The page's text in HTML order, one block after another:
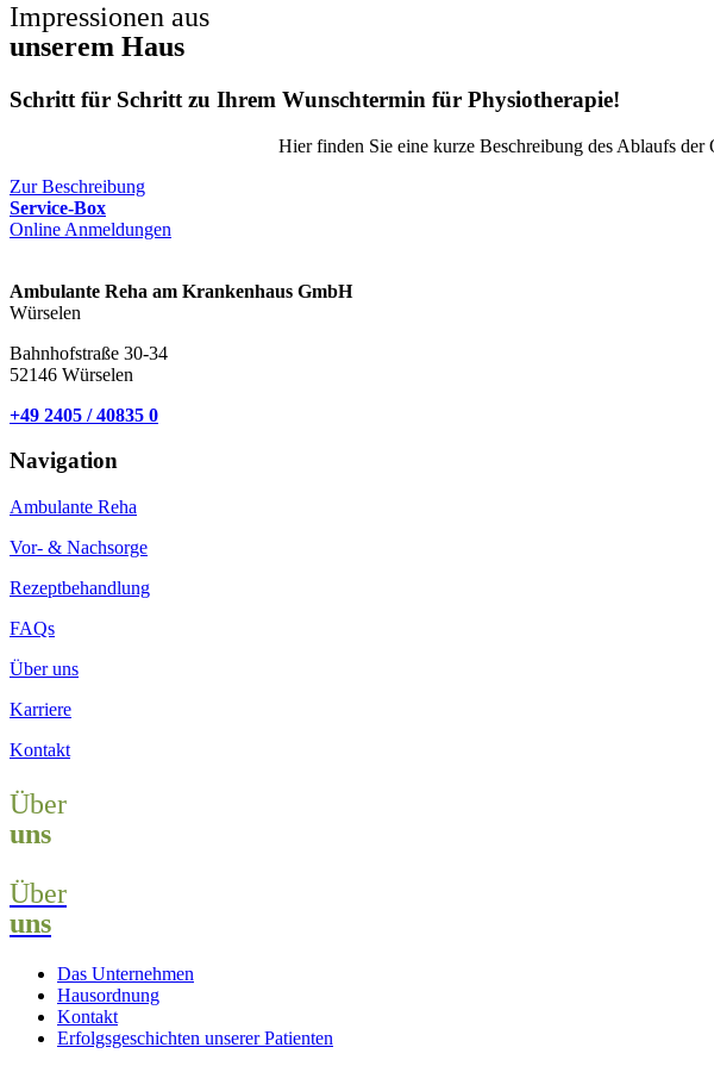
Impressionen aus
unserem Haus
Schritt für Schritt zu Ihrem Wunschtermin für Physiotherapie!
Hier finden Sie eine kurze Beschreibung des Ablaufs
Zur Beschreibung
Service-Box
Online Anmeldungen
Ambulante Reha am Krankenhaus GmbH
Würselen
Bahnhofstraße 30-34
52146 Würselen
+49 2405 / 40835 0
Navigation
Ambulante Reha
Vor- & Nachsorge
Rezeptbehandlung
FAQs
Über uns
Karriere
Kontakt
Über
uns
Über
uns
Das Unternehmen
Hausordnung
Kontakt
Erfolgsgeschichten unserer Patienten